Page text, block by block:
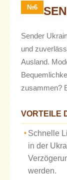
№6
Sender
und
Ausland.
zusammen?
VORTEILE
Schnelle
in der
werden.